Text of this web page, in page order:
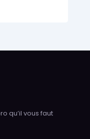
qu’il vous faut